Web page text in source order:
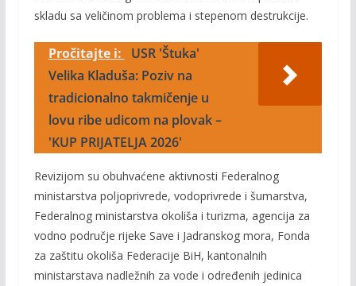
skladu sa veličinom problema i stepenom destrukcije.
Pročitajte i:
USR 'Štuka'
Velika Kladuša: Poziv na
tradicionalno takmičenje u
lovu ribe udicom na plovak –
'KUP PRIJATELJA 2026'
Revizijom su obuhvaćene aktivnosti Federalnog
ministarstva poljoprivrede, vodoprivrede i šumarstva,
Federalnog ministarstva okoliša i turizma, agencija za
vodno područje rijeke Save i Jadranskog mora, Fonda
za zaštitu okoliša Federacije BiH, kantonalnih
ministarstava nadležnih za vode i određenih jedinica